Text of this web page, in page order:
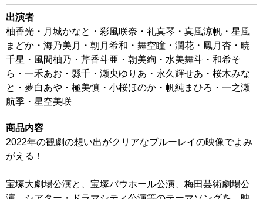
出演者
柚香光・月城かなと・彩風咲奈・礼真琴・真風涼帆・星風
まどか・海乃美月・朝月希和・舞空瞳・潤花・鳳月杏・暁
千星・風間柚乃・芹香斗亜・朝美絢・水美舞斗・和希そ
ら・一禾あお・縣千・瀬央ゆりあ・永久輝せあ・桜木みな
と・夢白あや・極美慎・小桜ほのか・帆純まひろ・一之瀬
航季・星空美咲
商品内容
2022年の観劇の想い出がクリアなブルーレイの映像でよみ
がえる！
宝塚大劇場公演と、宝塚バウホール公演、梅田芸術劇場公